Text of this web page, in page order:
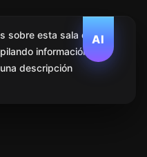
AI
sobre esta sala de
información
descripción